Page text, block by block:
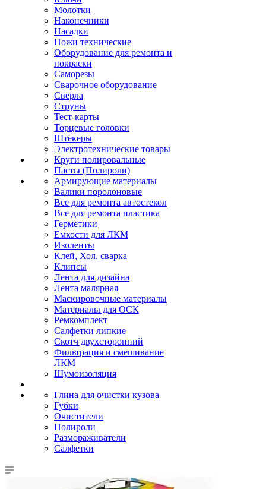
Молотки
Наконечники
Насадки
Ножи технические
Оборудование для ремонта и
покраски
Саморезы
Сварочное оборудование
Сверла
Струны
Тест-карты
Торцевые головки
Штекеры
Электротехнические товары
Круги полировальные
Пасты (Полироли)
Армирующие материалы
Валики поролоновые
Все для ремонта автостекол
Все для ремонта пластика
Герметики
Емкости для ЛКМ
Изоленты
Клей, Хол. сварка
Клипсы
Лента для дизайна
Лента малярная
Маскировочные материалы
Материалы для ОСК
Ремкомплект
Салфетки липкие
Скотч двухсторонний
Фильтрация и смешивание
ЛКМ
Шумоизоляция
Глина для очистки кузова
Губки
Очистители
Полироли
Размораживатели
Салфетки